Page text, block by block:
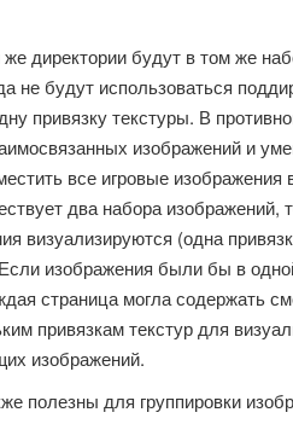
директории будут в том же
не будут использоваться
привязку текстуры. В
изображений и
все игровые
два набора
визуализируются (одна
изображения были бы в
страница могла содержать
привязкам текстур для
изображений.
полезны для группировки